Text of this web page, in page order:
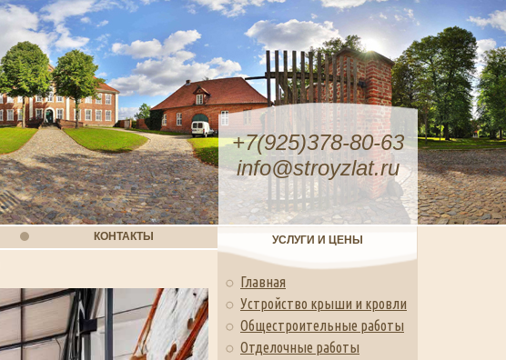
+7(925)378-80-63
info@stroyzlat.ru
КОНТАКТЫ УСЛУГИ И ЦЕНЫ
Главная
Устройство крыши и кровли
Общестроительные работы
Отделочные работы